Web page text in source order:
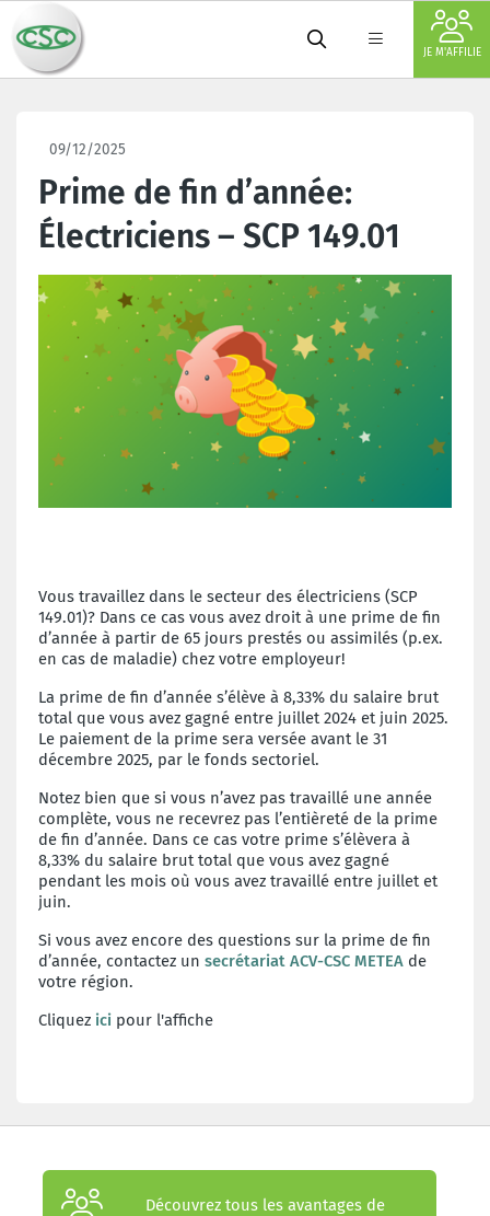
JE M'AFFILIE
09/12/2025
Prime de fin d’année:
Électriciens – SCP 149.01
Vous travaillez dans le secteur des électriciens (SCP
149.01)? Dans ce cas vous avez droit à une prime de fin
d’année à partir de 65 jours prestés ou assimilés (p.ex.
en cas de maladie) chez votre employeur!
La prime de fin d’année s’élève à 8,33% du salaire brut
total que vous avez gagné entre juillet 2024 et juin 2025.
Le paiement de la prime sera versée avant le 31
décembre 2025, par le fonds sectoriel.
Notez bien que si vous n’avez pas travaillé une année
complète, vous ne recevrez pas l’entièreté de la prime
de fin d’année. Dans ce cas votre prime s’élèvera à
8,33% du salaire brut total que vous avez gagné
pendant les mois où vous avez travaillé entre juillet et
juin.
Si vous avez encore des questions sur la prime de fin
d’année, contactez un secrétariat ACV-CSC METEA de
votre région.
Cliquez ici pour l'affiche
Découvrez tous les avantages de